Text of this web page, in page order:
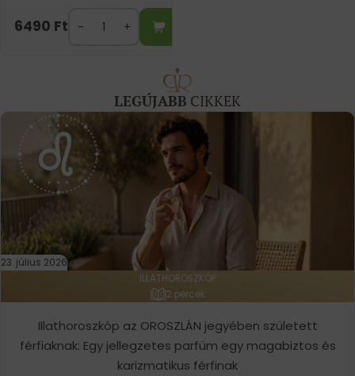
6490 Ft
LEGÚJABB CIKKEK
23. július 2026
ILLATHOROSZKÓP
2 percek
Illathoroszkóp az OROSZLÁN jegyében született
férfiaknak: Egy jellegzetes parfüm egy magabiztos és
karizmatikus férfinak